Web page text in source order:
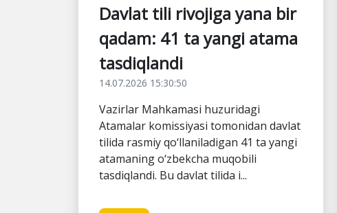
Davlat tili rivojiga yana bir
qadam: 41 ta yangi atama
tasdiqlandi
14.07.2026 15:30:50
Vazirlar Mahkamasi huzuridagi
Atamalar komissiyasi tomonidan davlat
tilida rasmiy qo‘llaniladigan 41 ta yangi
atamaning o‘zbekcha muqobili
tasdiqlandi. Bu davlat tilida i...